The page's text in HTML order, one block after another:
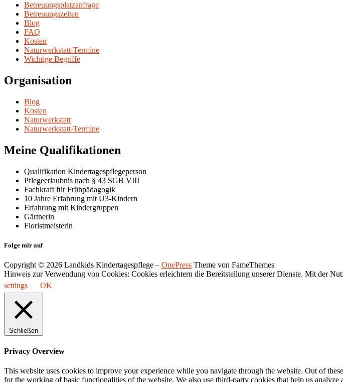
Betreuungsplatzanfrage
Betreuungszeiten
Blog
FAQ
Kosten
Naturwerkstatt-Termine
Wichtige Begriffe
Organisation
Blog
Kosten
Naturwerkstatt
Naturwerkstatt-Termine
Meine Qualifikationen
Qualifikation Kindertagespflegeperson
Pflegeerlaubnis nach § 43 SGB VIII
Fachkraft für Frühpädagogik
10 Jahre Erfahrung mit U3-Kindern
Erfahrung mit Kindergruppen
Gärtnerin
Floristmeisterin
Folge mir auf
Copyright © 2026 Landkids Kindertagespflege – OnePress Theme von FameThemes
Hinweis zur Verwendung von Cookies: Cookies erleichtern die Bereitstellung unserer Dienste. Mit der
settings
OK
Schließen
Privacy Overview
This website uses cookies to improve your experience while you navigate through the website. Out of
for the working of basic functionalities of the website. We also use third-party cookies that help us